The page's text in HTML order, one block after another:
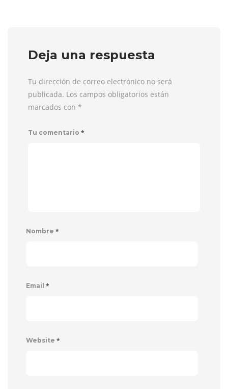
Deja una respuesta
Tu dirección de correo electrónico no será
publicada. Los campos obligatorios están
marcados con *
Tu comentario *
Nombre *
Email *
Website *